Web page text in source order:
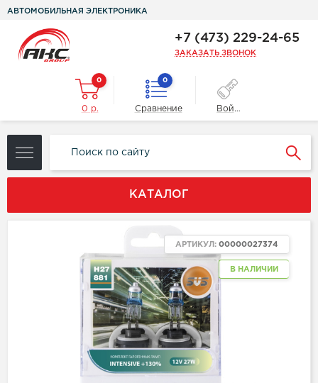
АВТОМОБИЛЬНАЯ ЭЛЕКТРОНИКА
+7 (473) 229-24-65
ЗАКАЗАТЬ ЗВОНОК
0
0 р.
0
Сравнение Войти
КАТАЛОГ
В НАЛИЧИИ
АРТИКУЛ: 00000027374